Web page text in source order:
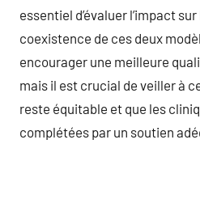
essentiel d’évaluer l’impact
coexistence de ces deux
encourager une meilleure
mais il est crucial de veiller à
reste équitable et que les
complétées par un soutien